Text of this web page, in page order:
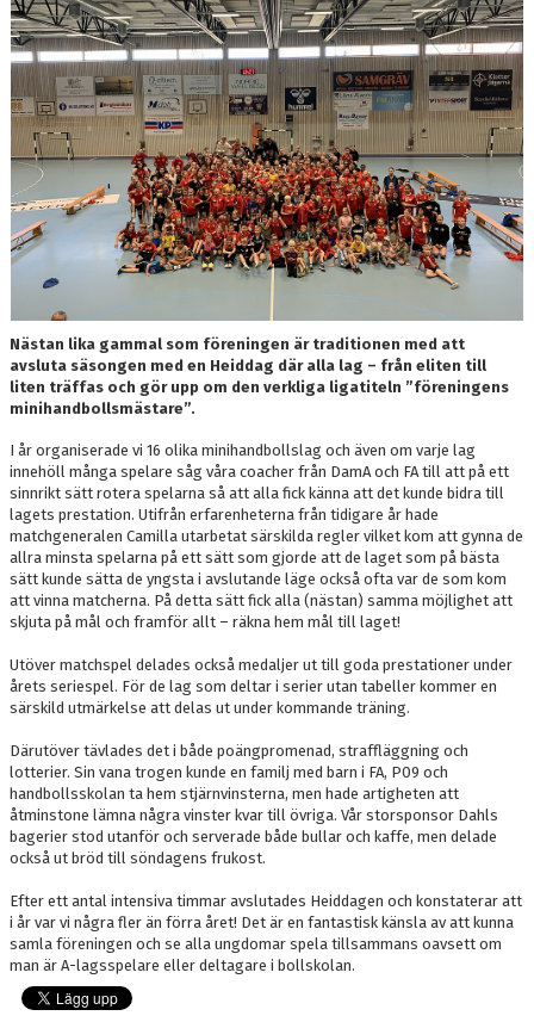
DOKUMENT
NYFIKEN PÅ HANDBOLL
HEID CUPEN
STÖTTA BK HEID - BLI MEDLEM!
HANDBOLLSGYMNASIUM
DIGITALT MATCHPROGRAM
Nästan lika gammal som föreningen är traditionen med att
avsluta säsongen med en Heiddag där alla lag – från eliten till
liten träffas och gör upp om den verkliga ligatiteln ”föreningens
minihandbollsmästare”.
I år organiserade vi 16 olika minihandbollslag och även om varje lag
innehöll många spelare såg våra coacher från DamA och FA till att på ett
sinnrikt sätt rotera spelarna så att alla fick känna att det kunde bidra till
lagets prestation. Utifrån erfarenheterna från tidigare år hade
matchgeneralen Camilla utarbetat särskilda regler vilket kom att gynna de
allra minsta spelarna på ett sätt som gjorde att de laget som på bästa
sätt kunde sätta de yngsta i avslutande läge också ofta var de som kom
att vinna matcherna. På detta sätt fick alla (nästan) samma möjlighet att
skjuta på mål och framför allt – räkna hem mål till laget!
Utöver matchspel delades också medaljer ut till goda prestationer under
årets seriespel. För de lag som deltar i serier utan tabeller kommer en
särskild utmärkelse att delas ut under kommande träning.
Därutöver tävlades det i både poängpromenad, straffläggning och
lotterier. Sin vana trogen kunde en familj med barn i FA, P09 och
handbollsskolan ta hem stjärnvinsterna, men hade artigheten att
åtminstone lämna några vinster kvar till övriga. Vår storsponsor Dahls
bagerier stod utanför och serverade både bullar och kaffe, men delade
också ut bröd till söndagens frukost.
Efter ett antal intensiva timmar avslutades Heiddagen och konstaterar att
i år var vi några fler än förra året! Det är en fantastisk känsla av att kunna
samla föreningen och se alla ungdomar spela tillsammans oavsett om
man är A-lagsspelare eller deltagare i bollskolan.